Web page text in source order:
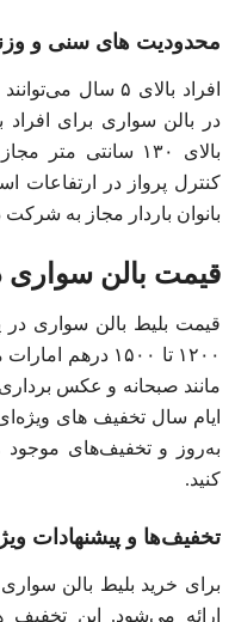
محدودیت‌ های سنی و
افراد بالای ۵
بالای ۱۳۰ سانتی‌
کنترل پرواز در ارتفاعات
بانوان باردار مجاز به شرکت
قیمت بالن سواری
قیمت بلیط بالن سواری در
۱۲۰۰ تا ۱۵۰۰
مانند صبحانه و عکس‌
ایام سال تخفیف‌ های
به‌روز و تخفیف‌های موجود
کنید.
تخفیف‌ها و پیشنهادات
برای خرید بلیط بالن
ارائه می‌شود. این تخفیف‌